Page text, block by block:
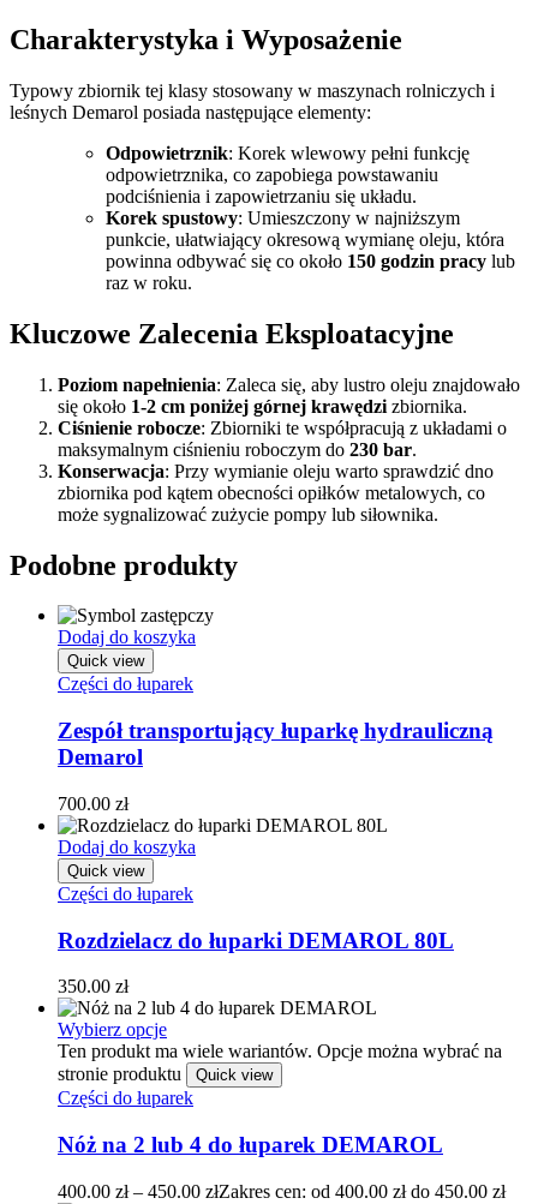
Charakterystyka i Wyposażenie
Typowy zbiornik tej klasy stosowany w maszynach rolniczych i
leśnych Demarol posiada następujące elementy:
Odpowietrznik: Korek wlewowy pełni funkcję
odpowietrznika, co zapobiega powstawaniu
podciśnienia i zapowietrzaniu się układu.
Korek spustowy: Umieszczony w najniższym
punkcie, ułatwiający okresową wymianę oleju, która
powinna odbywać się co około 150 godzin pracy lub
raz w roku.
Kluczowe Zalecenia Eksploatacyjne
Poziom napełnienia: Zaleca się, aby lustro oleju znajdowało
się około 1-2 cm poniżej górnej krawędzi zbiornika.
Ciśnienie robocze: Zbiorniki te współpracują z układami o
maksymalnym ciśnieniu roboczym do 230 bar.
Konserwacja: Przy wymianie oleju warto sprawdzić dno
zbiornika pod kątem obecności opiłków metalowych, co
może sygnalizować zużycie pompy lub siłownika.
Podobne produkty
Dodaj do koszyka
Quick view
Części do łuparek
Zespół transportujący łuparkę hydrauliczną
Demarol
700.00 zł
Dodaj do koszyka
Quick view
Części do łuparek
Rozdzielacz do łuparki DEMAROL 80L
350.00 zł
Wybierz opcje
Ten produkt ma wiele wariantów. Opcje można wybrać na
stronie produktu
Quick view
Części do łuparek
Nóż na 2 lub 4 do łuparek DEMAROL
400.00 zł – 450.00 złZakres cen: od 400.00 zł do 450.00 zł